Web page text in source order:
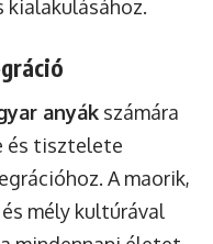
anyák számára
és tisztelete
A maorik,
mély kultúrával